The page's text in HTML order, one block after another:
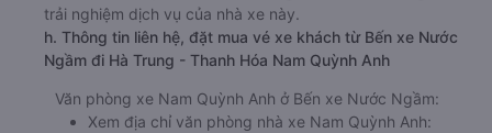
trải nghiệm dịch vụ của nhà xe này.
h. Thông tin liên hệ, đặt mua vé xe khách từ Bến xe Nước
Ngầm đi Hà Trung - Thanh Hóa Nam Quỳnh Anh
Văn phòng xe Nam Quỳnh Anh ở Bến xe Nước Ngầm:
Xem địa chỉ văn phòng nhà xe Nam Quỳnh Anh: